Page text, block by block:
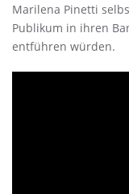
Marilena Pinetti
Publikum in ihren
entführen würden.